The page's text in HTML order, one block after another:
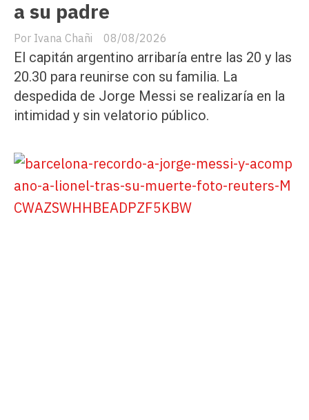
a su padre
Ivana Chañi 08/08/2026
El capitán argentino arribaría entre las 20 y las
20.30 para reunirse con su familia. La
despedida de Jorge Messi se realizaría en la
intimidad y sin velatorio público.